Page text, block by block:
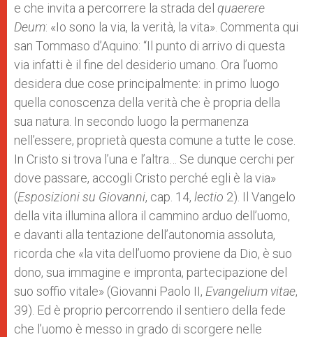
e che invita a percorrere la strada del quaerere
Deum: «Io sono la via, la verità, la vita». Commenta qui
san Tommaso d’Aquino: “Il punto di arrivo di questa
via infatti è il fine del desiderio umano. Ora l’uomo
desidera due cose principalmente: in primo luogo
quella conoscenza della verità che è propria della
sua natura. In secondo luogo la permanenza
nell’essere, proprietà questa comune a tutte le cose.
In Cristo si trova l’una e l’altra… Se dunque cerchi per
dove passare, accogli Cristo perché egli è la via»
(Esposizioni su Giovanni, cap. 14, lectio 2). Il Vangelo
della vita illumina allora il cammino arduo dell’uomo,
e davanti alla tentazione dell’autonomia assoluta,
ricorda che «la vita dell’uomo proviene da Dio, è suo
dono, sua immagine e impronta, partecipazione del
suo soffio vitale» (Giovanni Paolo II, Evangelium vitae,
39). Ed è proprio percorrendo il sentiero della fede
che l’uomo è messo in grado di scorgere nelle